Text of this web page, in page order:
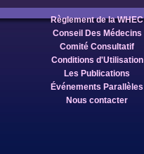
Règlement de la WHEC
Conseil Des Médecins
Comité Consultatif
Conditions d'Utilisation
Les Publications
Événements Parallèles
Nous contacter